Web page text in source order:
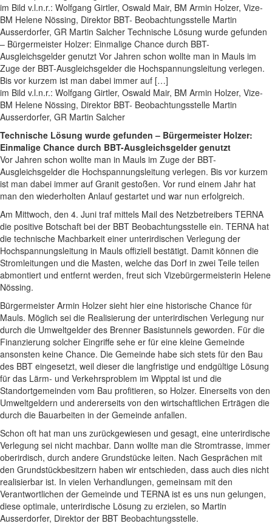
im Bild v.l.n.r.: Wolfgang Girtler, Oswald Mair, BM Armin Holzer, Vize-
BM Helene Nössing, Direktor BBT- Beobachtungsstelle Martin
Ausserdorfer, GR Martin Salcher Technische Lösung wurde gefunden
– Bürgermeister Holzer: Einmalige Chance durch BBT-
Ausgleichsgelder genutzt Vor Jahren schon wollte man in Mauls im
Zuge der BBT-Ausgleichsgelder die Hochspannungsleitung verlegen.
Bis vor kurzem ist man dabei immer auf […]
im Bild v.l.n.r.: Wolfgang Girtler, Oswald Mair, BM Armin Holzer, Vize-
BM Helene Nössing, Direktor BBT- Beobachtungsstelle Martin
Ausserdorfer, GR Martin Salcher
Technische Lösung wurde gefunden – Bürgermeister Holzer:
Einmalige Chance durch BBT-Ausgleichsgelder genutzt
Vor Jahren schon wollte man in Mauls im Zuge der BBT-
Ausgleichsgelder die Hochspannungsleitung verlegen. Bis vor kurzem
ist man dabei immer auf Granit gestoßen. Vor rund einem Jahr hat
man den wiederholten Anlauf gestartet und war nun erfolgreich.
Am Mittwoch, den 4. Juni traf mittels Mail des Netzbetreibers TERNA
die positive Botschaft bei der BBT Beobachtungsstelle ein. TERNA hat
die technische Machbarkeit einer unterirdischen Verlegung der
Hochspannungsleitung in Mauls offiziell bestätigt. Damit können die
Stromleitungen und die Masten, welche das Dorf in zwei Teile teilen
abmontiert und entfernt werden, freut sich Vizebürgermeisterin Helene
Nössing.
Bürgermeister Armin Holzer sieht hier eine historische Chance für
Mauls. Möglich sei die Realisierung der unterirdischen Verlegung nur
durch die Umweltgelder des Brenner Basistunnels geworden. Für die
Finanzierung solcher Eingriffe sehe er für eine kleine Gemeinde
ansonsten keine Chance. Die Gemeinde habe sich stets für den Bau
des BBT eingesetzt, weil dieser die langfristige und endgültige Lösung
für das Lärm- und Verkehrsproblem im Wipptal ist und die
Standortgemeinden vom Bau profitieren, so Holzer. Einerseits von den
Umweltgeldern und andererseits von den wirtschaftlichen Erträgen die
durch die Bauarbeiten in der Gemeinde anfallen.
Schon oft hat man uns zurückgewiesen und gesagt, eine unterirdische
Verlegung sei nicht machbar. Dann wollte man die Stromtrasse, immer
oberirdisch, durch andere Grundstücke leiten. Nach Gesprächen mit
den Grundstückbesitzern haben wir entschieden, dass auch dies nicht
realisierbar ist. In vielen Verhandlungen, gemeinsam mit den
Verantwortlichen der Gemeinde und TERNA ist es uns nun gelungen,
diese optimale, unterirdische Lösung zu erzielen, so Martin
Ausserdorfer, Direktor der BBT Beobachtungsstelle.